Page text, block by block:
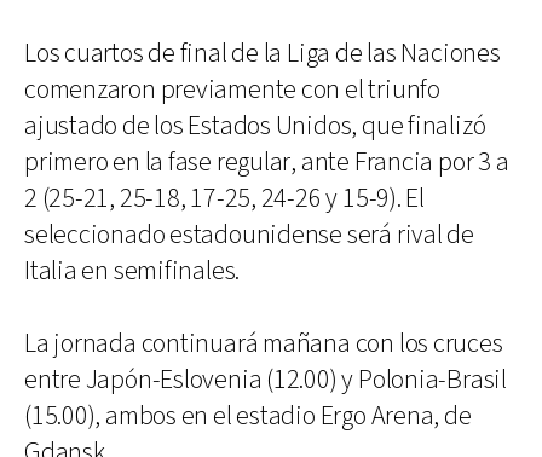
Los cuartos de final de la Liga de las Naciones
comenzaron previamente con el triunfo
ajustado de los Estados Unidos, que finalizó
primero en la fase regular, ante Francia por 3 a
2 (25-21, 25-18, 17-25, 24-26 y 15-9). El
seleccionado estadounidense será rival de
Italia en semifinales.
La jornada continuará mañana con los cruces
entre Japón-Eslovenia (12.00) y Polonia-Brasil
(15.00), ambos en el estadio Ergo Arena, de